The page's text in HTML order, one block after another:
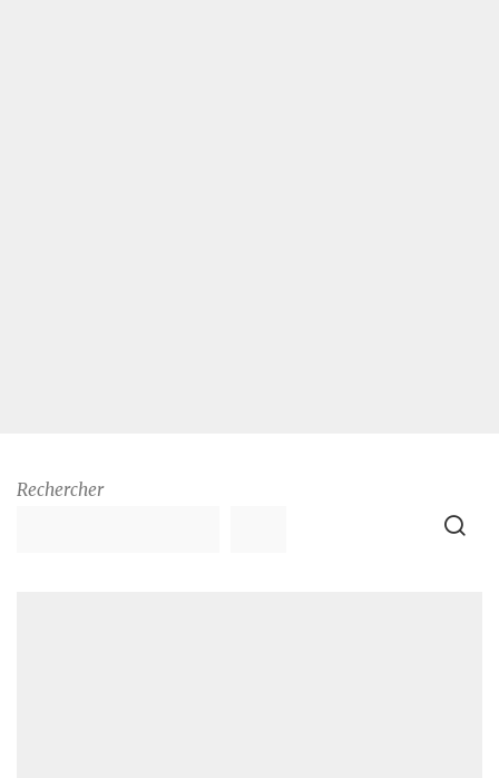
Rechercher